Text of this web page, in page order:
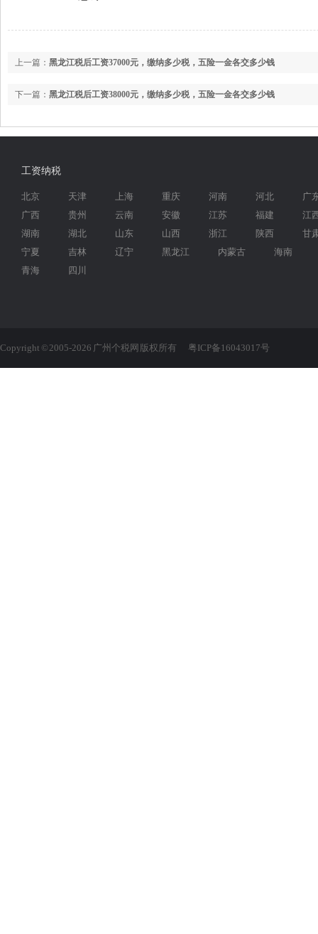
上一篇： 黑龙江税后工资37000元，缴纳多少税，五险一金各交多少钱
下一篇： 黑龙江税后工资38000元，缴纳多少税，五险一金各交多少钱
工资纳税
北京 天津 上海 重庆 河南 河北
广
广西
贵州 云南 安徽 江苏 福建
江
湖南
湖北 山东 山西 浙江 陕西
甘
宁夏
吉林 辽宁 黑龙江 内蒙古
海南
青海
四川
Copyright © 2005-2026 广州个税网 版权所有 粤ICP备16043017号